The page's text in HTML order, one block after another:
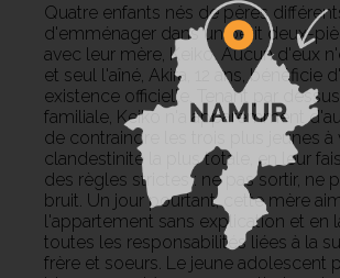
Quatre enfants nés de pères
d'emménager dans un petit deux-
avec leur mère, Keiko. Aucun d'eux
et seul l'aîné, Akira, 12 ans, bénéficie
existence officielle. Tenant par
familiale, Keiko n'a apparemment
de contraindre les trois plus jeunes à
clandestinité la plus totale, en leur
des règles strictes : ne pas sortir, ne
bruit. Un jour pourtant, cette mère
l'appartement sans explication et en
toutes les responsabilités liées à la
frère et soeurs. Le jeune adolescent